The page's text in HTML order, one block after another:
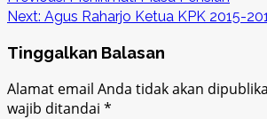
navigation
Next: Agus Raharjo Ketua KPK 2015-
Tinggalkan Balasan
Alamat email Anda tidak akan
wajib ditandai *